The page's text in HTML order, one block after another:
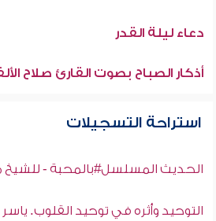
دعاء ليلة القدر
أذكار الصباح بصوت القارئ صلاح
استراحة التسجيلات
الحديث المسلسل#بالمحبة -
التوحيد وأثره في توحيد القلوب. ياسر